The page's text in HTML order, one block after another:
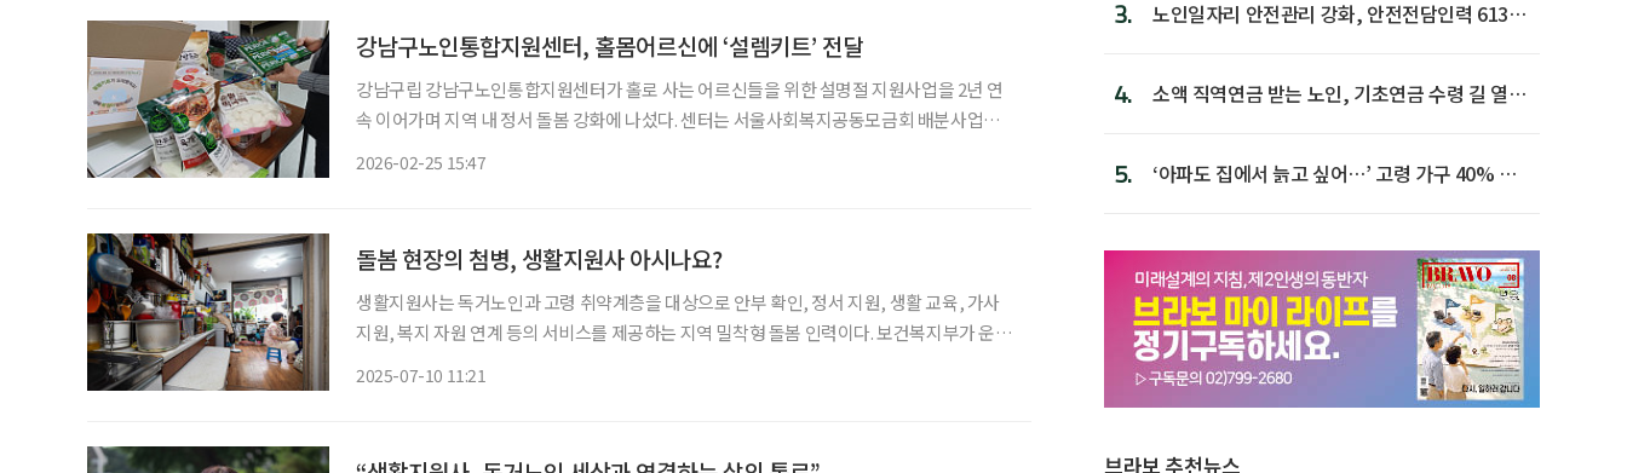
강남구노인통합지원센터, 홀몸어르신에 ‘설렘키트’ 전달
강남구립 강남구노인통합지원센터가 홀로 사는 어르신들을 위한 설명절 지원사업을 2년 연
속 이어가며 지역 내 정서 돌봄 강화에 나섰다. 센터는 서울사회복지공동모금회 배분사업으
2026-02-25 15:47
돌봄 현장의 첨병, 생활지원사 아시나요?
생활지원사는 독거노인과 고령 취약계층을 대상으로 안부 확인, 정서 지원, 생활 교육, 가사
지원, 복지 자원 연계 등의 서비스를 제공하는 지역 밀착형 돌봄 인력이다. 보건복지부가 운영
2025-07-10 11:21
3.
노인일자리 안전관리 강화, 안전전담인력 613명
4.
소액 직역연금 받는 노인, 기초연금 수령 길 열린
5.
‘아파도 집에서 늙고 싶어…’ 고령 가구 40% 노
브라보 추천뉴스